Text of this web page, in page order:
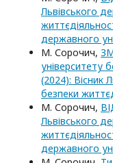
Львівського
державного
М. Сорочич,
університету
(2024): Вісник
безпеки
М. Сорочич,
Львівського
державного